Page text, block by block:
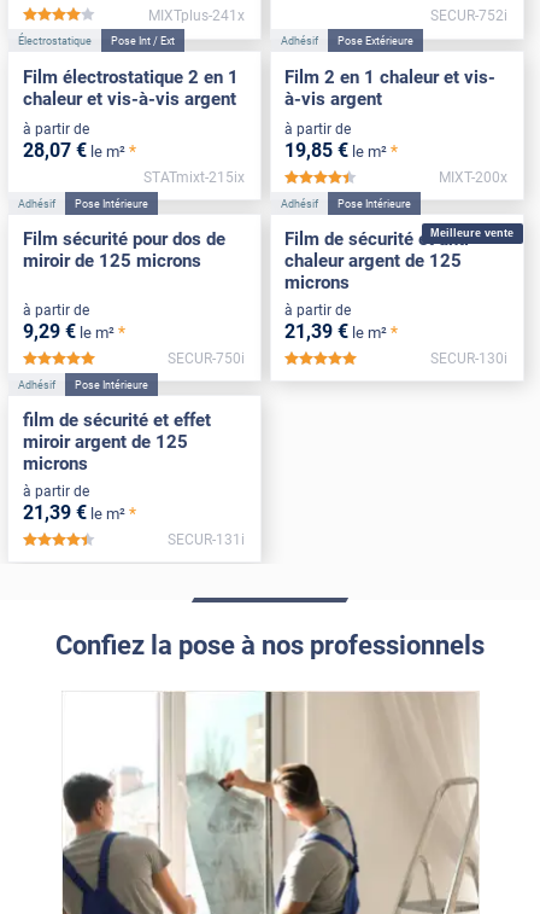
*****
MIXTplus-241x SECUR-752i
Électrostatique Pose Int / Ext
Film électrostatique 2 en 1
chaleur et vis-à-vis argent
à partir de
28,07 € le m² *
STATmixt-215ix
Adhésif Pose Extérieure
Film 2 en 1 chaleur et vis-
à-vis argent
à partir de
19,85 € le m² *
*****
MIXT-200x
Adhésif Pose Intérieure
Film sécurité pour dos de
miroir de 125 microns
à partir de
9,29 € le m² *
*****
SECUR-750i
Meilleure vente
Adhésif Pose Intérieure
Film de sécurité et anti-
chaleur argent de 125
microns
à partir de
21,39 € le m² *
SECUR-130i
Adhésif Pose Intérieure
film de sécurité et effet
miroir argent de 125
microns
à partir de
21,39 € le m² *
*****
SECUR-131i
Confiez la pose à nos professionnels